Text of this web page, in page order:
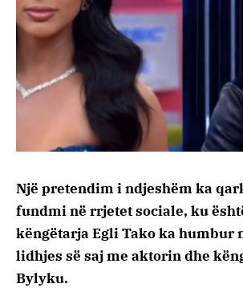
Një pretendim i ndjeshëm ka
fundmi në rrjetet sociale, ku
këngëtarja Egli Tako ka humbur
lidhjes së saj me aktorin dhe
Bylyku.